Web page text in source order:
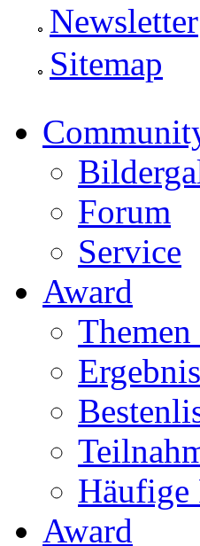
Newsletter
Sitemap
Forum
Service
Award
Häufige
Award